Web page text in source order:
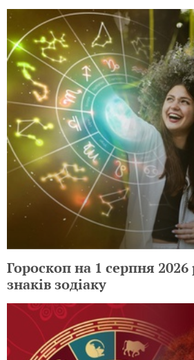
Гороскоп на 1 серпня 2026
знаків зодіаку